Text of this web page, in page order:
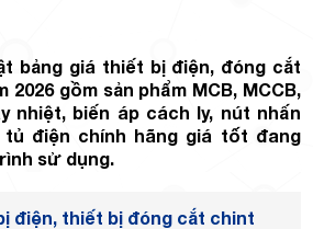
bảng giá thiết bị điện, đóng cắt
gồm sản phẩm MCB, MCCB,
nhiệt, biến áp cách ly, nút nhấn
tủ điện chính hãng giá tốt đang
sử dụng.
điện, thiết bị đóng cắt chint